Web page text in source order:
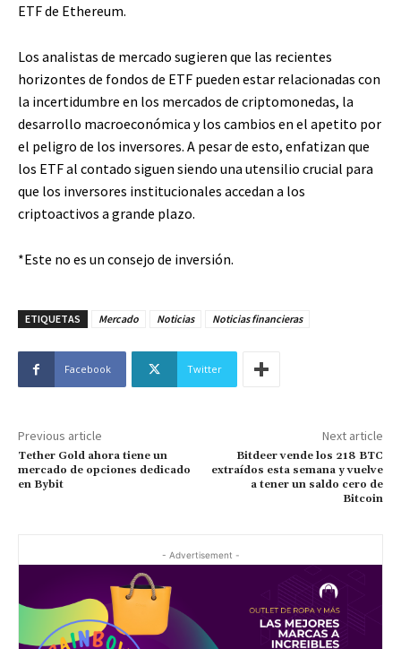
ETF de Ethereum.
Los analistas de mercado sugieren que las recientes
horizontes de fondos de ETF pueden estar relacionadas con
la incertidumbre en los mercados de criptomonedas, la
desarrollo macroeconómica y los cambios en el apetito por
el peligro de los inversores. A pesar de esto, enfatizan que
los ETF al contado siguen siendo una utensilio crucial para
que los inversores institucionales accedan a los
criptoactivos a grande plazo.
*Este no es un consejo de inversión.
ETIQUETAS Mercado Noticias Noticias financieras
Facebook Twitter
Previous article
Tether Gold ahora tiene un
mercado de opciones dedicado
en Bybit
Next article
Bitdeer vende los 218 BTC
extraídos esta semana y vuelve
a tener un saldo cero de
Bitcoin
- Advertisement -